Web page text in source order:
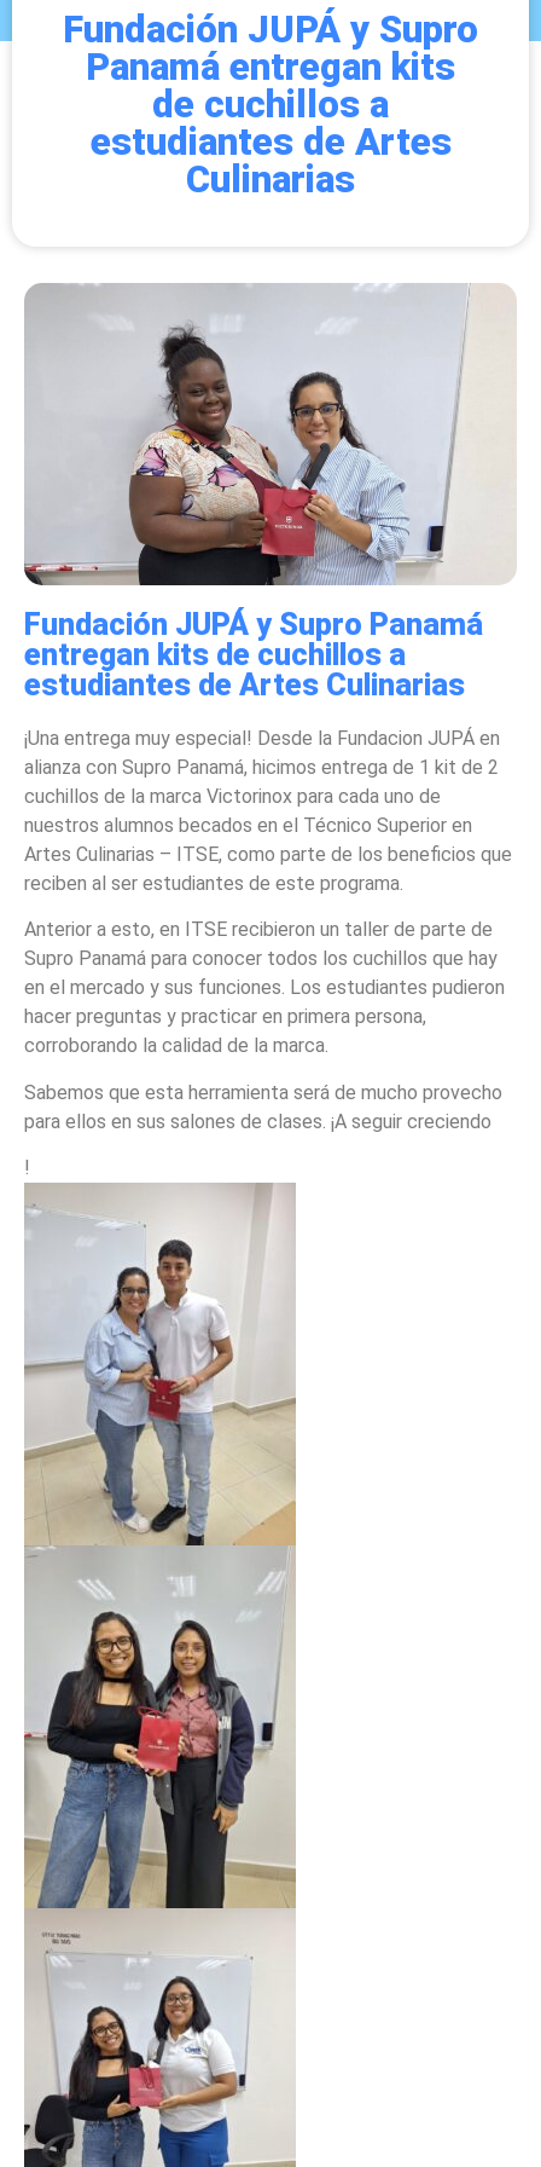
Fundación JUPÁ y Supro
Panamá entregan kits
de cuchillos a
estudiantes de Artes
Culinarias
Fundación JUPÁ y Supro Panamá
entregan kits de cuchillos a
estudiantes de Artes Culinarias
¡Una entrega muy especial! Desde la Fundacion JUPÁ en
alianza con Supro Panamá, hicimos entrega de 1 kit de 2
cuchillos de la marca Victorinox para cada uno de
nuestros alumnos becados en el Técnico Superior en
Artes Culinarias – ITSE, como parte de los beneficios que
reciben al ser estudiantes de este programa.
Anterior a esto, en ITSE recibieron un taller de parte de
Supro Panamá para conocer todos los cuchillos que hay
en el mercado y sus funciones. Los estudiantes pudieron
hacer preguntas y practicar en primera persona,
corroborando la calidad de la marca.
Sabemos que esta herramienta será de mucho provecho
para ellos en sus salones de clases. ¡A seguir creciendo
!